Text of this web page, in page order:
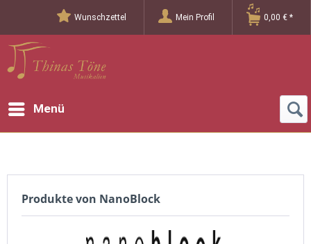
Wunschzettel Mein Profil 0,00 € *
Menü
Produkte von NanoBlock